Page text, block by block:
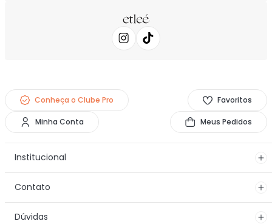
Conheça o Clube Pro Favoritos
Minha Conta Meus Pedidos
Institucional
Contato
Dúvidas